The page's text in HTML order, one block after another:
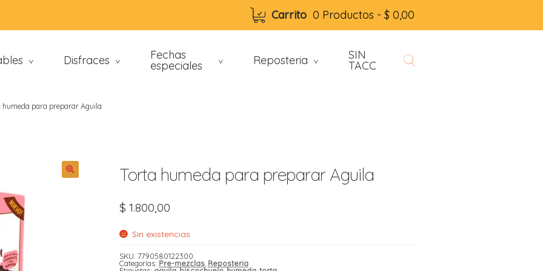
Carrito 0 Productos -$ 0,00
> Disfraces > Fechas
especiales > Reposteria > SIN
TACC
humeda para preparar Aguila
Torta humeda para preparar Aguila
$ 1.800,00
Sin existencias
SKU: 7790580122300
Categorías: Pre-mezclas, Reposteria